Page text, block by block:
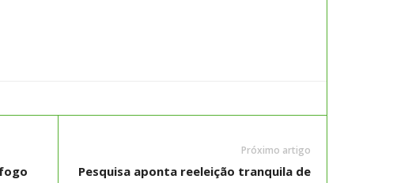
Próximo artigo
Pesquisa aponta reeleição tranquila de